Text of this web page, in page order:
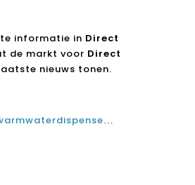
informatie in Direct
de markt voor Direct
nieuws tonen.
Het verkennen van de verschillende soorten instant warmwaterdispensers van direct verwarmingswaterzuiveringsfabrikant